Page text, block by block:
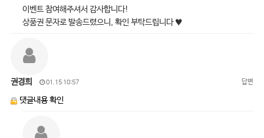
이벤트 참여해주셔서 감사합니다!
상품권 문자로 발송드렸으니, 확인 부탁드립니다 ♥
권경희 01.15 10:57 답변
댓글내용 확인